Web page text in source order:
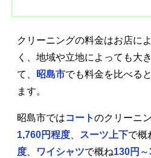
クリーニングの料金はお店に
く、地域や立地によっても大
て、
昭島市でも料金を比べる
ます。
昭島市ではコートのクリーニ
1,760円程度
スーツ上下で概
度
ワイシャツで概ね130円 ～